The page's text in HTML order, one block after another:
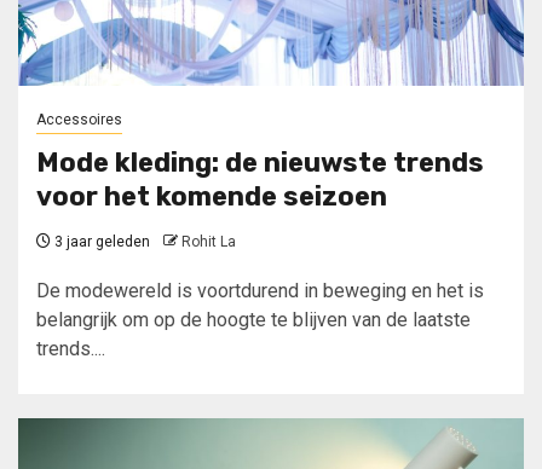
Accessoires
Mode kleding: de nieuwste trends
voor het komende seizoen
3 jaar geleden Rohit La
De modewereld is voortdurend in beweging en het is
belangrijk om op de hoogte te blijven van de laatste
trends....